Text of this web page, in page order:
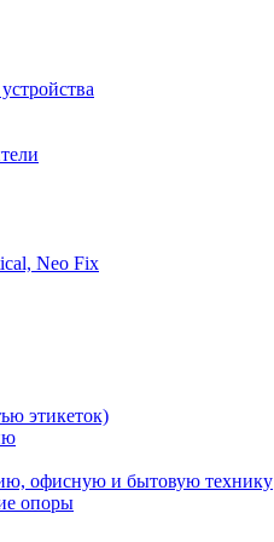
Neo Fix
этикеток)
офисную и бытовую технику
опоры